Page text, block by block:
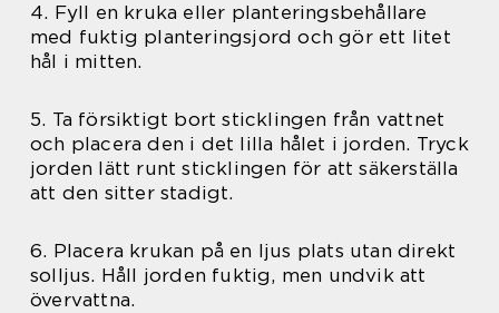
4. Fyll en kruka eller planteringsbehållare
med fuktig planteringsjord och gör ett litet
hål i mitten.
5. Ta försiktigt bort sticklingen från vattnet
och placera den i det lilla hålet i jorden. Tryck
jorden lätt runt sticklingen för att säkerställa
att den sitter stadigt.
6. Placera krukan på en ljus plats utan direkt
solljus. Håll jorden fuktig, men undvik att
övervattna.